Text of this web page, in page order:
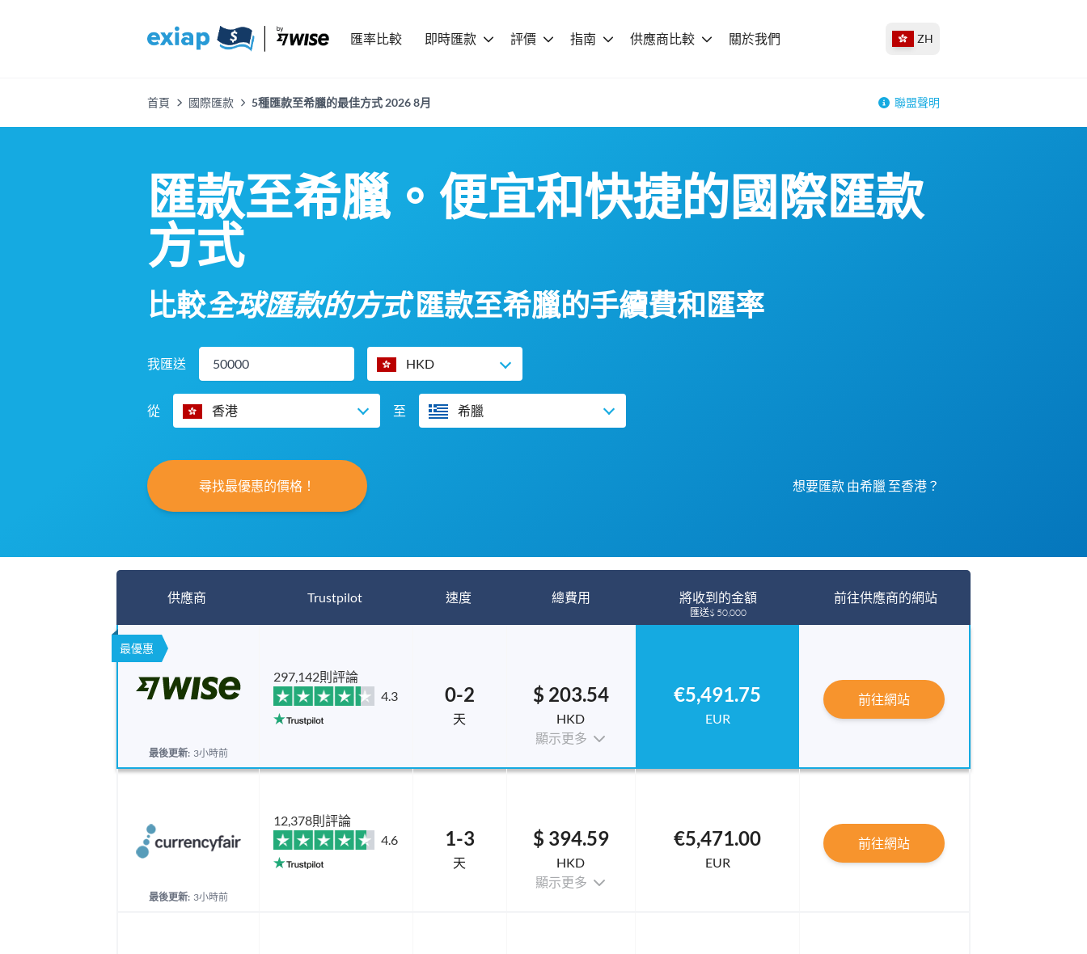
匯率比較 即時匯款 評價 指南 供應商比較 關於我們 ZH
首頁 國際匯款 5種匯款至希臘的最佳方式 2026 8月 聯盟聲明
匯款至希臘。便宜和快捷的國際匯款
方式
比較全球匯款的方式匯款至希臘的手續費和匯率
我匯送 HKD
從 香港 至 希臘
尋找最優惠的價格！ 想要匯款 由希臘 至香港？
供應商 Trustpilot 速度 總費用 將收到的金額
匯送$ 50,000
前往供應商的網站
最優惠
最後更新: 3小時前
297,142則評論
4.3
0-2
天
$ 203.54
HKD
顯示更多
€5,491.75
EUR
前往網站
最後更新: 3小時前
12,378則評論
4.6
1-3
天
$ 394.59
HKD
顯示更多
€5,471.00
EUR
前往網站